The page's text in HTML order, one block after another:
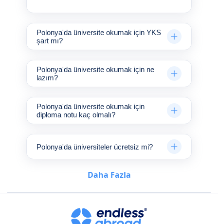
Polonya'da üniversite okumak için YKS
şart mı?
Polonya'da üniversite okumak için ne
lazım?
Polonya'da üniversite okumak için
diploma notu kaç olmalı?
Polonya'da üniversiteler ücretsiz mi?
Daha Fazla